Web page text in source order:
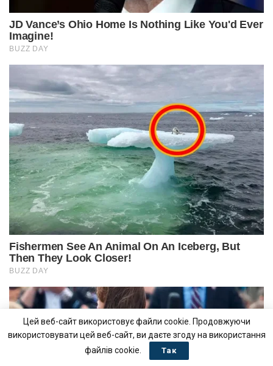
Цей веб-сайт використовує файли cookie. Продовжуючи
використовувати цей веб-сайт, ви даєте згоду на використання
файлів cookie.
Так